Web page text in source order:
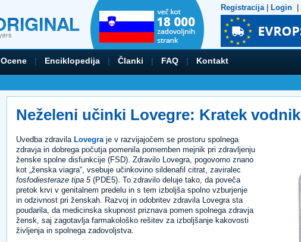
Registracija| Login
Ocene | Enciklopedija | Članki | FAQ | Kontakt
Neželeni učinki Lovegre: Kratek vodnik
Uvedba zdravila Lovegra je v razvijajočem se prostoru spolnega
zdravja in dobrega počutja pomenila pomemben mejnik pri zdravljenju
ženske spolne disfunkcije (FSD). Zdravilo Lovegra, pogovorno znano
kot „ženska viagra“, vsebuje učinkovino sildenafil citrat, zaviralec
fosfodiesteraze tipa 5(PDE5). To zdravilo deluje tako, da poveča
pretok krvi v genitalnem predelu in s tem izboljša spolno vzburjenje
in odzivnost pri ženskah. Razvoj in odobritev zdravila Lovegra sta
poudarila, da medicinska skupnost priznava pomen spolnega zdravja
žensk, saj zagotavlja farmakološko rešitev za izboljšanje kakovosti
življenja in spolnega zadovoljstva.